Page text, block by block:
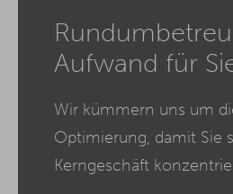
Aufwand für
Wir kümmern uns um
Optimierung, damit Sie
Kerngeschäft